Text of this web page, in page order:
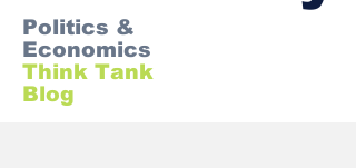
Politics &
Economics
Think Tank
Blog